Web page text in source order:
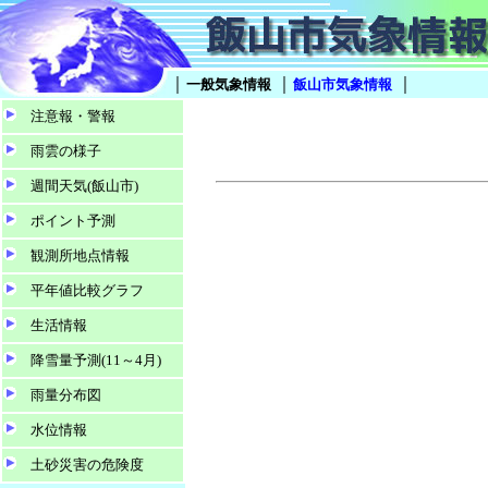
注意報・警報
雨雲の様子
週間天気(飯山市)
ポイント予測
観測所地点情報
平年値比較グラフ
生活情報
降雪量予測(11～4月)
雨量分布図
水位情報
土砂災害の危険度
一般気象情報 飯山市気象情報